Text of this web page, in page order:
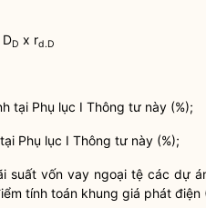
DD x rd.D
tại Phụ lục I Thông tư này (%);
Phụ lục I Thông tư này (%);
suất vốn vay ngoại tệ các dự
tính toán khung giá phát điện